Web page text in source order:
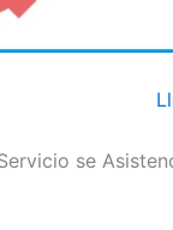
se